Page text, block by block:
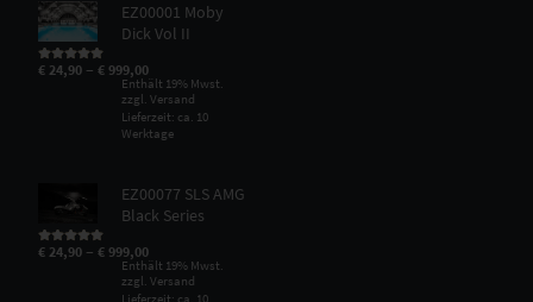
EZ00001 Moby
Dick Vol II
Bewertet mit
von 5
€ 24,90 –€ 999,00
Enthält 19% Mwst.
zzgl.Versand
Lieferzeit: ca. 10
Werktage
EZ00077 SLS AMG
Black Series
Bewertet mit
von 5
€ 24,90 –€ 999,00
Enthält 19% Mwst.
zzgl.Versand
Lieferzeit: ca. 10